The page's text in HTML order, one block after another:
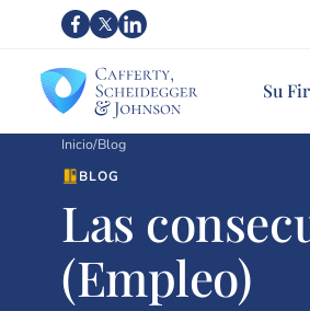
Su
Inicio/Blog
BLOG
Las
(Empleo)